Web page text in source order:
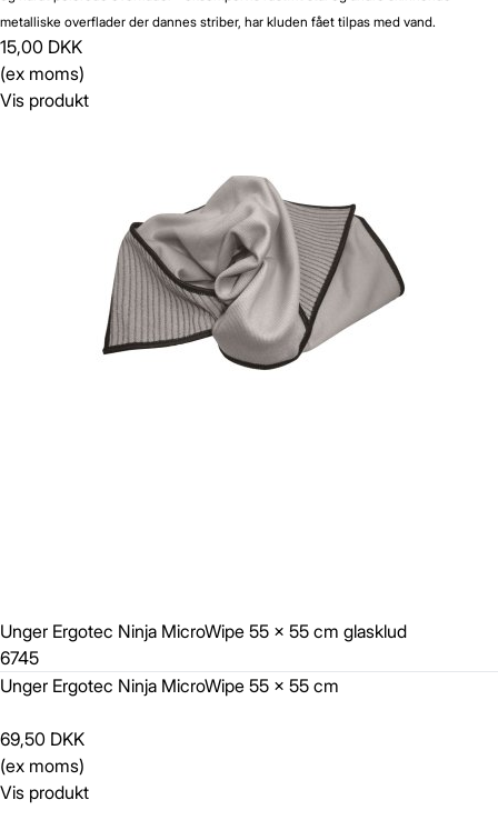
metalliske overflader der dannes striber, har kluden fået tilpas med vand.
15,00 DKK
(ex moms)
Vis produkt
Unger Ergotec Ninja MicroWipe 55 x 55 cm glasklud
6745
Unger Ergotec Ninja MicroWipe 55 x 55 cm
69,50 DKK
(ex moms)
Vis produkt